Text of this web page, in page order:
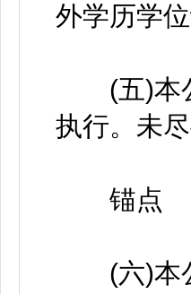
外学历学
(五)本公
执行。未
锚点
(六)本公